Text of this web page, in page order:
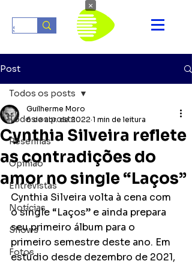
Post
Todos os posts
Resenhas
Opinião
Entrevistas
Notícias
Shows
Fotos
Todos os posts
Cynthia Silveira reflete
as contradições do
amor no single “Laços”
Guilherme Moro
6 de abr. de 2022 1 min de leitura
Cynthia Silveira volta à cena com
o single “Laços” e ainda prepara
seu primeiro álbum para o
primeiro semestre deste ano. Em
estúdio desde dezembro de 2021,
×